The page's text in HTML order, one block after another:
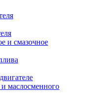
и смазочное
маслосменного